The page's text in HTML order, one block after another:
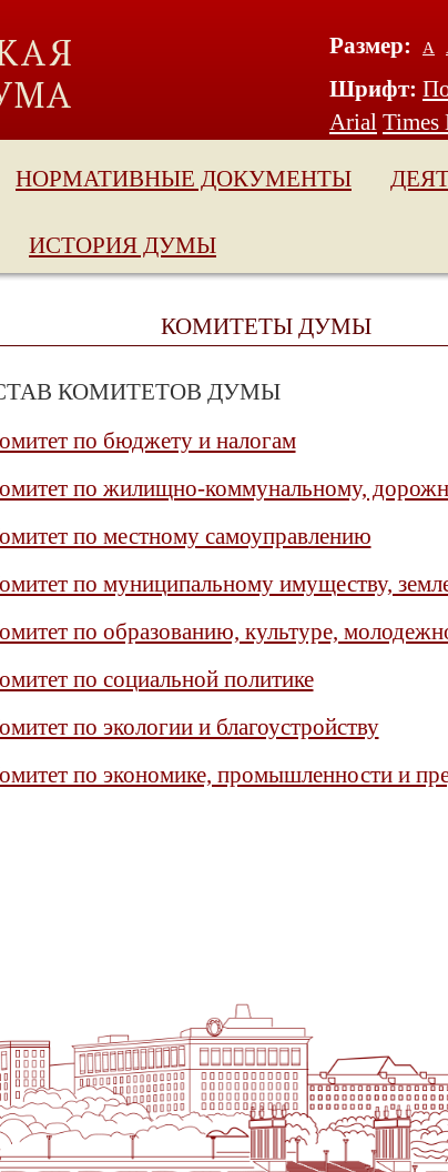
Размер: А
Шрифт:
Arial Times
НОРМАТИВНЫЕ ДОКУМЕНТЫ
ИСТОРИЯ ДУМЫ
КОМИТЕТЫ ДУМЫ
КОМИТЕТОВ ДУМЫ
по бюджету и налогам
по жилищно-коммунальному,
по местному самоуправлению
по муниципальному имуществу,
по образованию, культуре,
по социальной политике
по экологии и благоустройству
по экономике, промышленности и